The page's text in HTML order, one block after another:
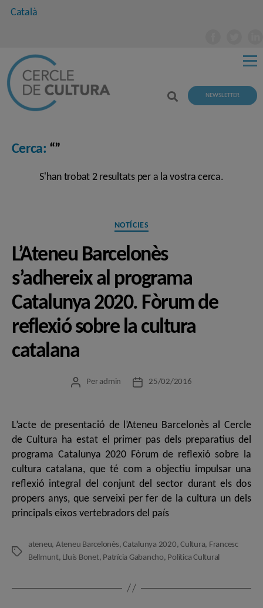
Català
NEWSLETTER
Cerca: “”
S'han trobat 2 resultats per a la vostra cerca.
Categories
NOTÍCIES
L’Ateneu Barcelonès
s’adhereix al programa
Catalunya 2020. Fòrum de
reflexió sobre la cultura
catalana
Autor
Per admin
Data25/02/2016
L’acte de presentació de l’Ateneu Barcelonès al Cercle
de Cultura ha estat el primer pas dels preparatius del
programa Catalunya 2020 Fòrum de reflexió sobre la
cultura catalana, que té com a objectiu impulsar una
reflexió integral del conjunt del sector durant els dos
propers anys, que serveixi per fer de la cultura un dels
principals eixos vertebradors del país
Etiquetes
ateneu, Ateneu Barcelonès,Catalunya 2020,Cultura, Francesc
Bellmunt, Lluís Bonet, Patrícia Gabancho, Política Cultural